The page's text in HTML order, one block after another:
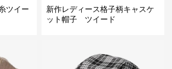
ツイー
新作レディース格子柄キャスケ
ット帽子 ツイード